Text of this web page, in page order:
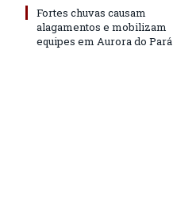
Fortes chuvas causam
alagamentos e mobilizam
equipes em Aurora do Pará